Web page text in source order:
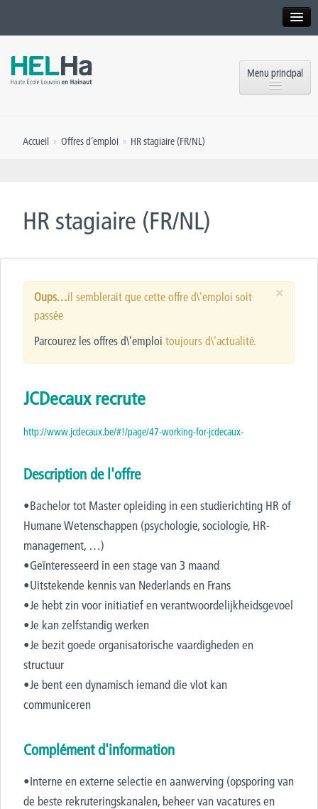
Formation continue et Recherche
Presse
Menu principal
Implantations
OEH
Rencontrez-nous
Inscriptions
Accueil » Offres d’emploi » HR stagiaire (FR/NL)
HR stagiaire (FR/NL)
×
Oups…il semblerait que cette offre d\'emploi soit
passée
Parcourez les offres d\'emploi toujours d\'actualité.
JCDecaux recrute
http://www.jcdecaux.be/#!/page/47-working-for-jcdecaux-
Description de l'offre
•Bachelor tot Master opleiding in een studierichting HR of
Humane Wetenschappen (psychologie, sociologie, HR-
management, …)
•Geïnteresseerd in een stage van 3 maand
•Uitstekende kennis van Nederlands en Frans
•Je hebt zin voor initiatief en verantwoordelijkheidsgevoel
•Je kan zelfstandig werken
•Je bezit goede organisatorische vaardigheden en
structuur
•Je bent een dynamisch iemand die vlot kan
communiceren
Complément d'information
•Interne en externe selectie en aanwerving (opsporing van
de beste rekruteringskanalen, beheer van vacatures en